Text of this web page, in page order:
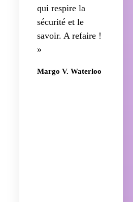
qui respire la
sécurité et le
savoir. A refaire !
»
Margo V. Waterloo